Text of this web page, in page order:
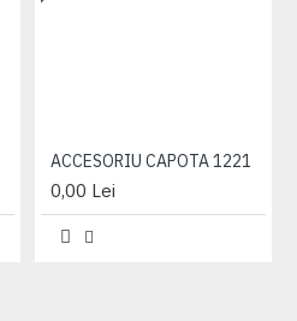
ACCESORIU CAPOTA 1221
0,00 Lei